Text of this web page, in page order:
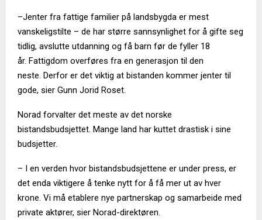
–Jenter fra fattige familier på landsbygda er mest
vanskeligstilte – de har større sannsynlighet for å gifte seg
tidlig, avslutte utdanning og få barn før de fyller 18
år. Fattigdom overføres fra en generasjon til den
neste. Derfor er det viktig at bistanden kommer jenter til
gode, sier Gunn Jorid Roset.
Norad forvalter det meste av det norske
bistandsbudsjettet. Mange land har kuttet drastisk i sine
budsjetter.
– I en verden hvor bistandsbudsjettene er under press, er
det enda viktigere å tenke nytt for å få mer ut av hver
krone. Vi må etablere nye partnerskap og samarbeide med
private aktører, sier Norad-direktøren.